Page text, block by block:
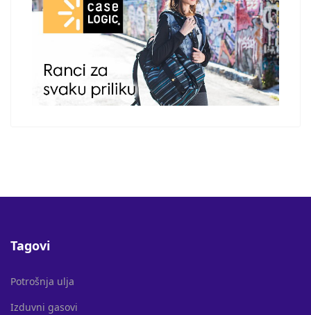
Tagovi
Potrošnja ulja
Izduvni gasovi